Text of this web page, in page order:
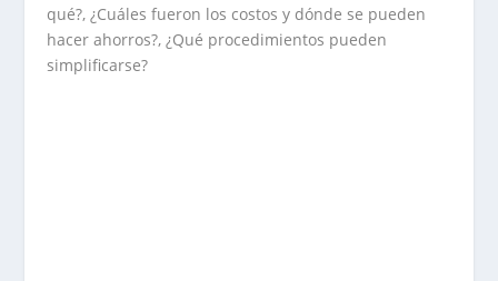
qué?, ¿Cuáles fueron los costos y dónde se pueden
hacer ahorros?, ¿Qué procedimientos pueden
simplificarse?